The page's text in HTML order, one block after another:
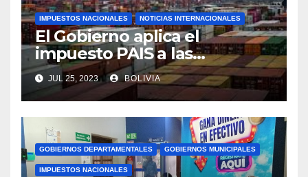
IMPUESTOS NACIONALES NOTICIAS INTERNACIONALES
El Gobierno aplica el
impuesto PAIS a las
importaciones de algunos
bienes y servicios
JUL 25, 2023 BOLIVIA
GOBIERNOS DEPARTAMENTALES GOBIERNOS MUNICIPALES
IMPUESTOS NACIONALES